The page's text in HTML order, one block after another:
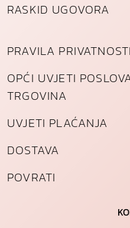
RASKID UGOVORA
PRAVILA PRIVATNOSTI
OPĆI UVJETI
TRGOVINA
UVJETI PLAĆANJA
DOSTAVA
POVRATI